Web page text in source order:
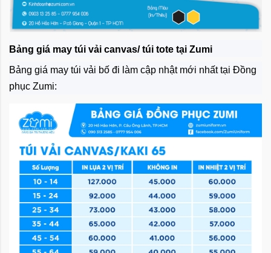
Bảng giá may túi vải canvas/ túi tote tại Zumi
Bảng giá may túi vải bố đi làm cập nhật mới nhất tại Đồng
phục Zumi: